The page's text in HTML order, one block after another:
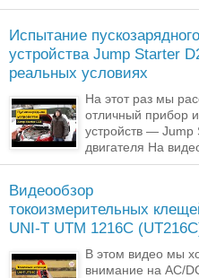
Испытание пускозарядного
устройства Jump Starter
реальных условиях
На этот раз мы
отличный прибор
устройств — Jump
двигателя На
Видеообзор
токоизмерительных
UNI-T UTM 1216C
В этом видео мы
внимание на AC/